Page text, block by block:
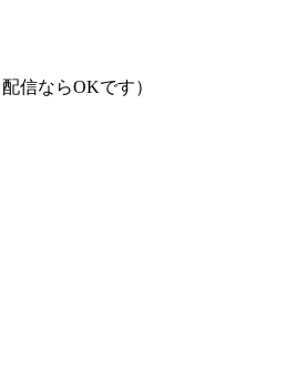
信ならOKです）